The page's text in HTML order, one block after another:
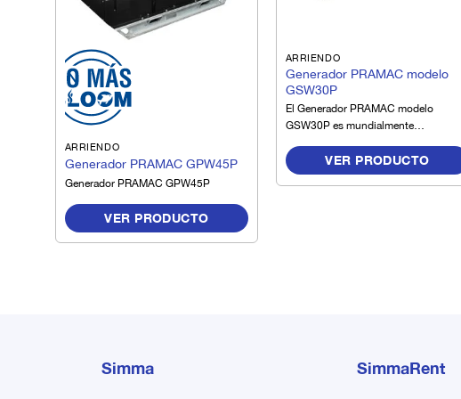
ARRIENDO
Generador PRAMAC GPW45P
Generador PRAMAC GPW45P
VER PRODUCTO
ARRIENDO
Generador PRAMAC modelo
GSW30P
El Generador PRAMAC modelo
GSW30P es mundialmente
confiabilidad para llevar a cabo con
éxito todo tipo de trabajos donde se
VER PRODUCTO
Simma SimmaRent